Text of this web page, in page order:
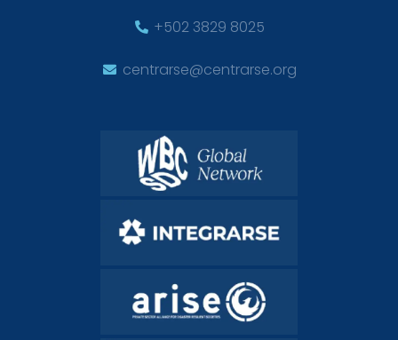
+502 3829 8025
centrarse@centrarse.org